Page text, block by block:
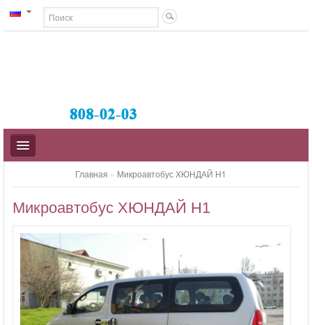
МИДИ-АВТОБУСЫ
МИКРОАВТОБУСЫ
Главная » Микроавтобус ХЮНДАЙ H1
Микроавтобус ХЮНДАЙ H1